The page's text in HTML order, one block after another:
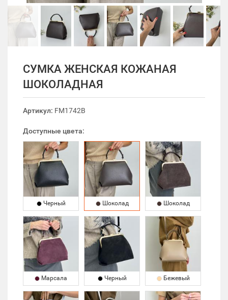
СУМКА ЖЕНСКАЯ КОЖАНАЯ
ШОКОЛАДНАЯ
Артикул: FM1742B
Доступные цвета:
Черный Шоколад Шоколад
Марсала Черный Бежевый